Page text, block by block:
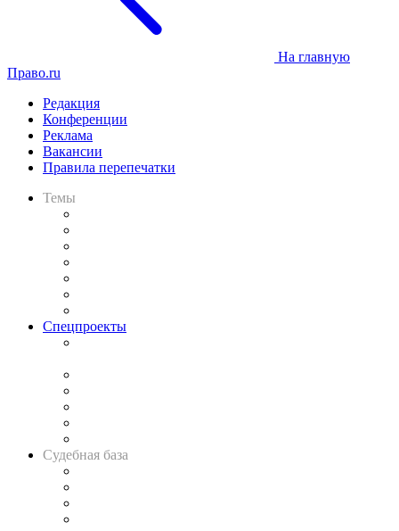
На главную
Право.ru
Редакция
Конференции
Реклама
Вакансии
Правила перепечатки
Темы
Спецпроекты
Судебная база